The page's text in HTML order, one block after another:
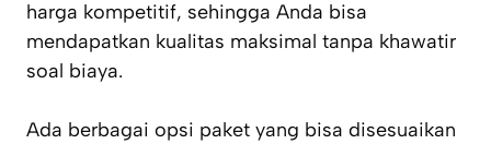
harga kompetitif, sehingga Anda bisa
mendapatkan kualitas maksimal tanpa khawatir
soal biaya.
Ada berbagai opsi paket yang bisa disesuaikan